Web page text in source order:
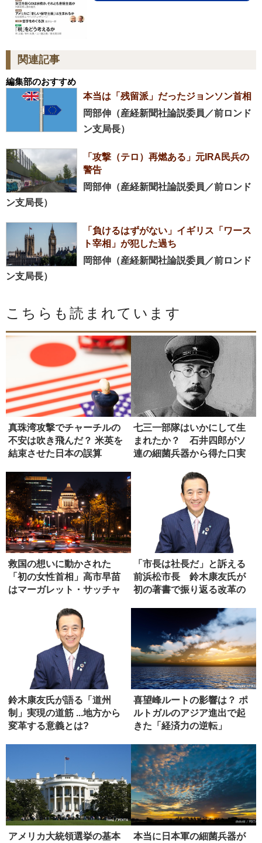
関連記事
編集部のおすすめ
本当は「残留派」だったジョンソン首相
岡部伸（産経新聞社論説委員／前ロンド
ン支局長）
「攻撃（テロ）再燃ある」元IRA民兵の
警告
岡部伸（産経新聞社論説委員／前ロンド
ン支局長）
「負けるはずがない」イギリス「ワース
ト宰相」が犯した過ち
岡部伸（産経新聞社論説委員／前ロンド
ン支局長）
こちらも読まれています
真珠湾攻撃でチャーチルの
不安は吹き飛んだ？ 米英を
結束させた日本の誤算
七三一部隊はいかにして生
まれたか？ 石井四郎がソ
連の細菌兵器から得た口実
救国の想いに動かされた
「初の女性首相」高市早苗
はマーガレット・サッチャ
「市長は社長だ」と訴える
前浜松市長 鈴木康友氏が
初の著書で振り返る改革の
鈴木康友氏が語る「道州
制」実現の道筋 ...地方から
変革する意義とは?
喜望峰ルートの影響は？ ポ
ルトガルのアジア進出で起
きた「経済力の逆転」
アメリカ大統領選挙の基本
本当に日本軍の細菌兵器が